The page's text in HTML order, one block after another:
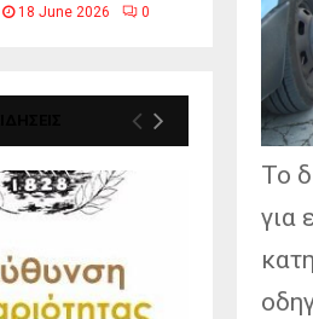
Το
για
18 June 2026 0